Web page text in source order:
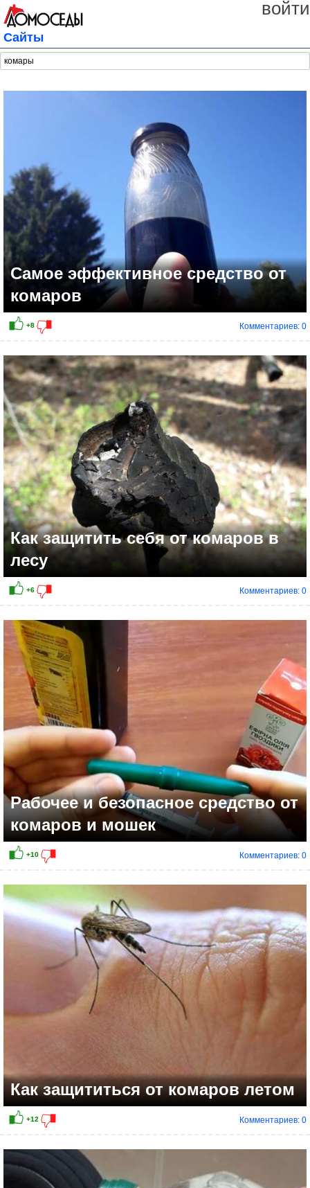
войти
Сайты
Самое эффективное средство от
комаров
+8
Комментариев: 0
Как защитить себя от комаров в
лесу
+6
Комментариев: 0
Рабочее и безопасное средство от
комаров и мошек
Комментариев: 0
Как защититься от комаров летом
Комментариев: 0